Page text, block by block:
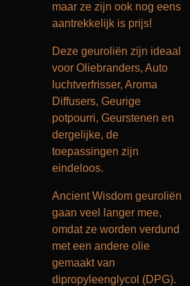
maar ze zijn ook nog eens
aantrekkelijk is prijs!
Deze geuroliën zijn ideaal
voor Oliebranders, Auto
luchtverfrisser, Aroma
Diffusers, Geurige
potpourri, Geurstenen en
dergelijke, de
toepassingen zijn
eindeloos.
Ancient Wisdom geuroliën
gaan veel langer mee,
omdat ze worden verdund
met een andere olie
gemaakt van
dipropyleenglycol (DPG).